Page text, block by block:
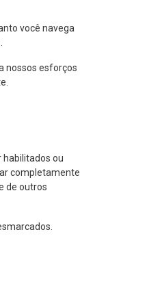
você navega
nossos esforços
habilitados ou
completamente
de outros